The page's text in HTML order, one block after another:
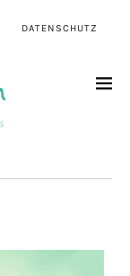
DATENSCHUTZ